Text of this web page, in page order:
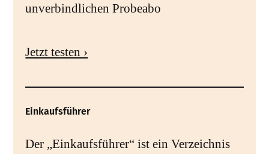
unverbindlichen Probeabo
Jetzt testen ›
Einkaufsführer
Der „Einkaufsführer“ ist ein Verzeichnis